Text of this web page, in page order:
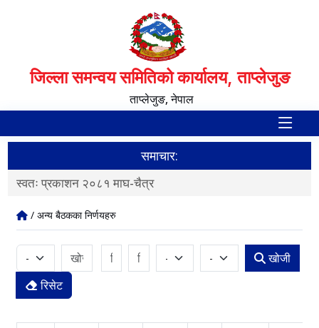
जिल्ला समन्वय समितिको कार्यालय, ताप्लेजुङ
ताप्लेजुङ, नेपाल
समाचार:
स्वतः प्रकाशन २०८१ माघ-चैत्र
/ अन्य बैठकका निर्णयहरु
खोजी
रिसेट